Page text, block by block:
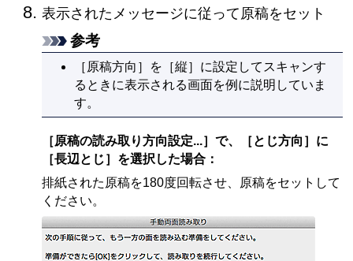
表示されたメッセージに従って原稿をセット
参考
［ 原稿方向 ］を［縦］に設定してスキャンす
るときに表示される画面を例に説明していま
す。
［原稿の読み取り方向設定...］で、［とじ方向 ］に
［長辺とじ］を選択した場合：
排紙された原稿を180度回転させ、原稿をセットして
ください。